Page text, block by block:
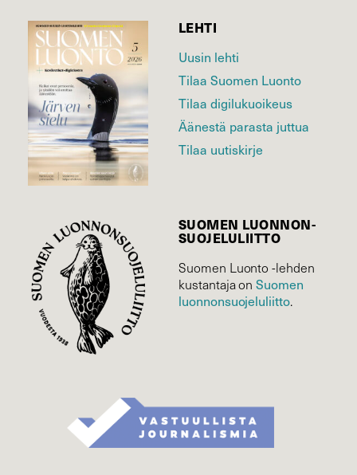
LEHTI
Uusin lehti
Tilaa Suomen Luonto
Tilaa digilukuoikeus
Äänestä parasta juttua
Tilaa uutiskirje
SUOMEN LUONNON­
SUOJELU­LIITTO
Suomen Luonto -lehden
kustantaja onSuomen
luonnonsuojelu­liitto.